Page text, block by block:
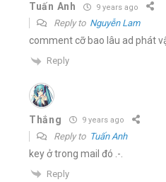
Tuấn Anh 9 years ago
Reply to Nguyễn Lam
comment cỡ bao lâu ad phát
Reply
Thắng 9 years ago
Reply to Tuấn Anh
key ở trong mail đó .-.
Reply